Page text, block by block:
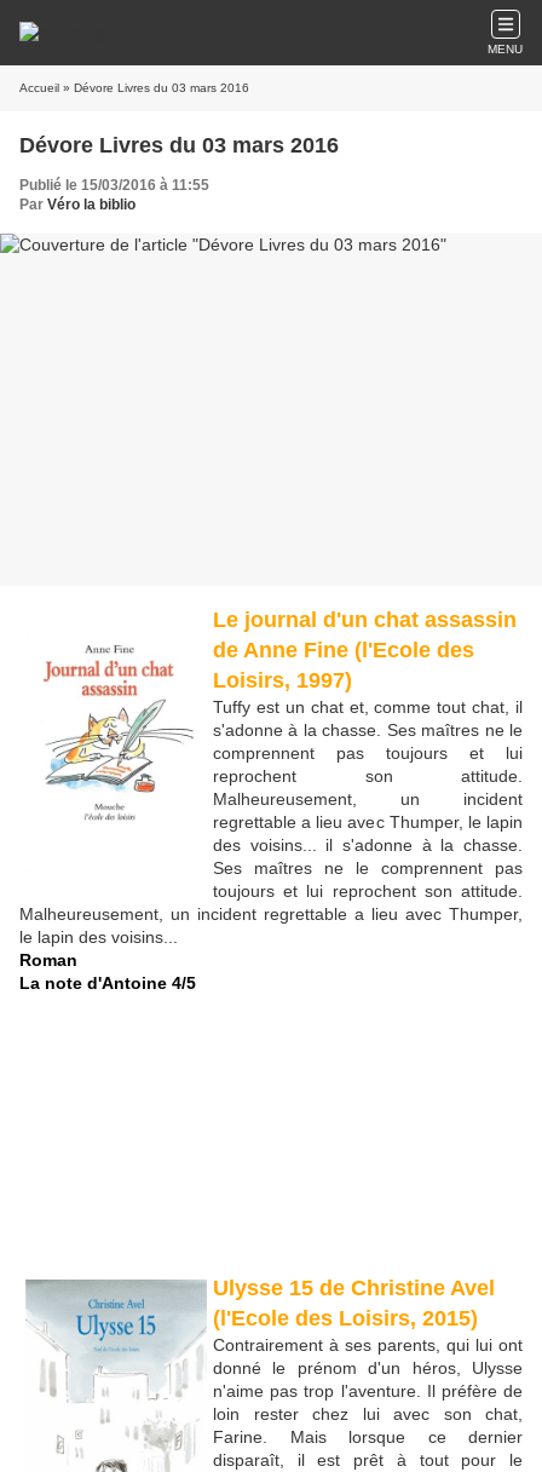
MENU
Accueil » Dévore Livres du 03 mars 2016
Dévore Livres du 03 mars 2016
Publié le 15/03/2016 à 11:55
Par Véro la biblio
Le journal d'un chat assassin
de Anne Fine (l'Ecole des
Loisirs, 1997)
Tuffy est un chat et, comme tout chat, il
s'adonne à la chasse. Ses maîtres ne le
comprennent pas toujours et lui
reprochent son attitude.
Malheureusement, un incident
regrettable a lieu avec Thumper, le lapin
des voisins...
il s'adonne à la chasse.
Ses maîtres ne le comprennent pas
toujours et lui reprochent son attitude.
Malheureusement, un incident regrettable a lieu avec Thumper,
le lapin des voisins...
Roman
La note d'Antoine 4/5
Ulysse 15 de Christine Avel
(l'Ecole des Loisirs, 2015)
Contrairement à ses parents, qui lui ont
donné le prénom d'un héros, Ulysse
n'aime pas trop l'aventure. Il préfère de
loin rester chez lui avec son chat,
Farine. Mais lorsque ce dernier
disparaît, il est prêt à tout pour le